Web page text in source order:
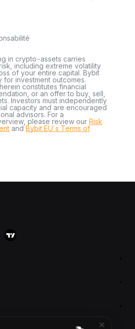
in crypto-assets carries
including extreme volatility
of your entire capital. Bybit
for investment outcomes.
constitutes financial
or an offer to buy, sell,
Investors must independently
capacity and are encouraged
advisors. For a
please review our Risk
andBybit EU´s Terms of